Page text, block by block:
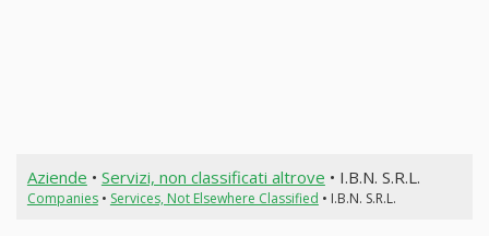
Aziende • Servizi, non classificati altrove • I.B.N. S.R.L.
Companies• Services, Not Elsewhere Classified • I.B.N. S.R.L.